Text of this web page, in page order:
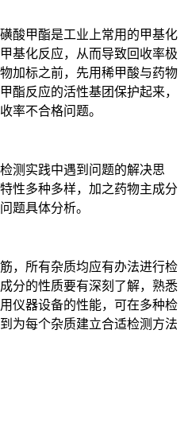
甲酯是工业上常用的甲基化
基化反应，从而导致回收率极
加标之前，先用稀甲酸与药物
酯反应的活性基团保护起来，
率不合格问题。
实践中遇到问题的解决思
性多种多样，加之药物主成分
题具体分析。
所有杂质均应有办法进行检
分的性质要有深刻了解，熟悉
仪器设备的性能，可在多种检
为每个杂质建立合适检测方法